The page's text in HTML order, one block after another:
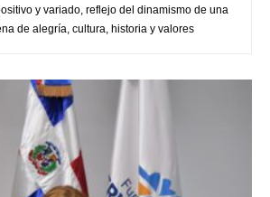
y variado, reflejo del dinamismo de una
de alegría, cultura, historia y valores